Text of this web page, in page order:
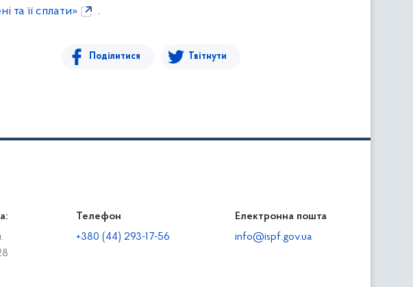
її сплати»
.
Поділитися Твітнути
публічної
Діяльність
Роботодавцям
Телефон
+380 (44) 293-17-56
Електронна пошта
info@ispf.gov.ua